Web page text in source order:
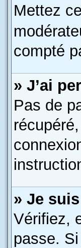
Mettez
compté
» J’ai
Pas de
» Je
Vérifiez,
passe.